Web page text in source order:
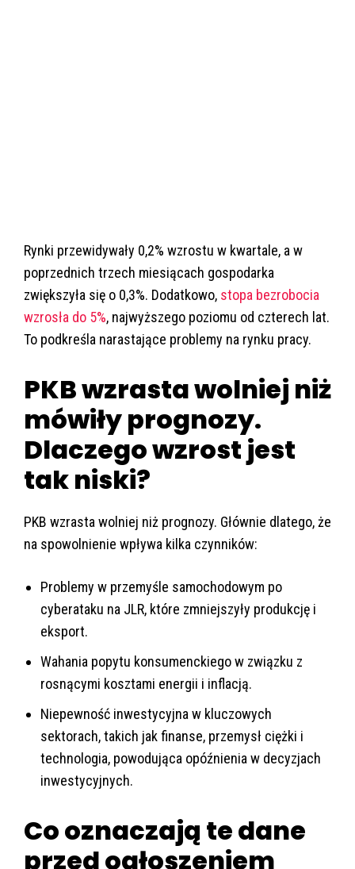
Rynki przewidywały 0,2% wzrostu w kwartale, a w
poprzednich trzech miesiącach gospodarka
zwiększyła się o 0,3%. Dodatkowo, stopa bezrobocia
wzrosła do 5%, najwyższego poziomu od czterech lat.
To podkreśla narastające problemy na rynku pracy.
PKB wzrasta wolniej niż
mówiły prognozy.
Dlaczego wzrost jest
tak niski?
PKB wzrasta wolniej niż prognozy. Głównie dlatego, że
na spowolnienie wpływa kilka czynników:
Problemy w przemyśle samochodowym po
cyberataku na JLR, które zmniejszyły produkcję i
eksport.
Wahania popytu konsumenckiego w związku z
rosnącymi kosztami energii i inflacją.
Niepewność inwestycyjna w kluczowych
sektorach, takich jak finanse, przemysł ciężki i
technologia, powodująca opóźnienia w decyzjach
inwestycyjnych.
Co oznaczają te dane
przed ogłoszeniem